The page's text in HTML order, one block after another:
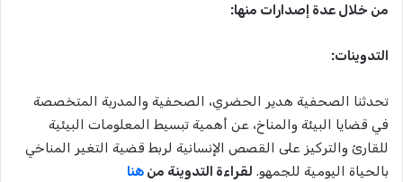
من خلال عدة إصدارات منها:
التدوينات:
تحدثنا الصحفية هدير الحضري، الصحفية والمدربة المتخصصة
في قضايا البيئة والمناخ، عن أهمية تبسيط المعلومات البيئية
للقارئ والتركيز على القصص الإنسانية لربط قضية التغير المناخي
بالحياة اليومية للجمهو. لقراءة التدوينة من هنا